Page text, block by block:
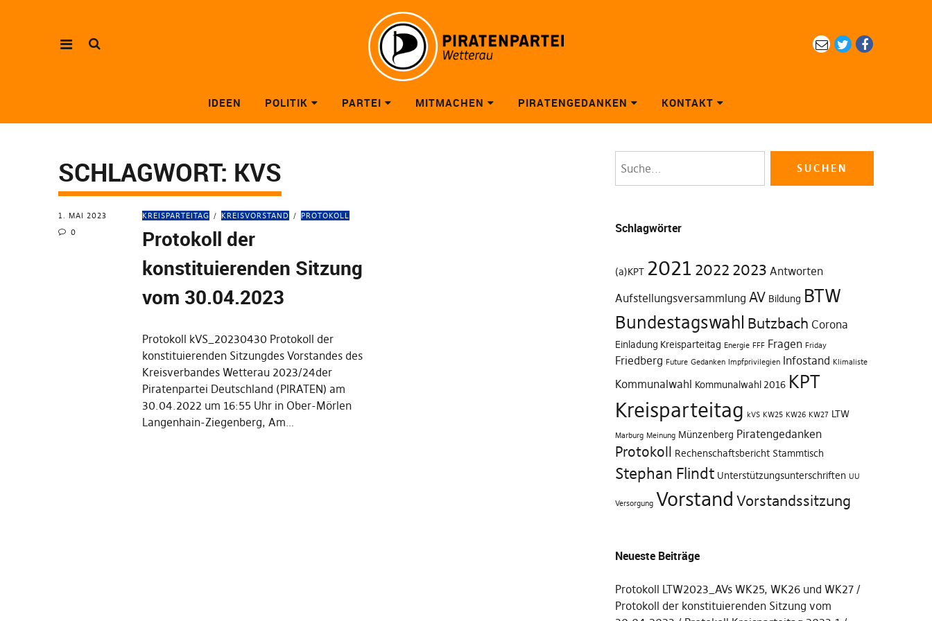
IDEEN POLITIK PARTEI MITMACHEN PIRATENGEDANKEN KONTAKT
SCHLAGWORT: KVS
1. MAI 2023
0
KREISPARTEITAG KREISVORSTAND PROTOKOLL
Protokoll der
konstituierenden Sitzung
vom 30.04.2023
Protokoll kVS_20230430 Protokoll der
konstituierenden Sitzungdes Vorstandes des
Kreisverbandes Wetterau 2023/24der
Piratenpartei Deutschland (PIRATEN) am
30.04.2022 um 16:55 Uhr in Ober-Mörlen
Langenhain-Ziegenberg, Am…
Schlagwörter
(a)KPT 2021 2022 2023 Antworten
Aufstellungsversammlung AV Bildung BTW
Bundestagswahl Butzbach Corona
Einladung Kreisparteitag Energie FFF Fragen Friday
Friedberg Future Gedanken Impfprivilegien Infostand Klimaliste
Kommunalwahl Kommunalwahl 2016 KPT
Kreisparteitag kVS KW25 KW26 KW27 LTW
Marburg Meinung Münzenberg Piratengedanken
Protokoll Rechenschaftsbericht Stammtisch
Stephan Flindt Unterstützungsunterschriften UU
Versorgung Vorstand Vorstandssitzung
Neueste Beiträge
Protokoll LTW2023_AVs WK25, WK26 und WK27
Protokoll der konstituierenden Sitzung vom